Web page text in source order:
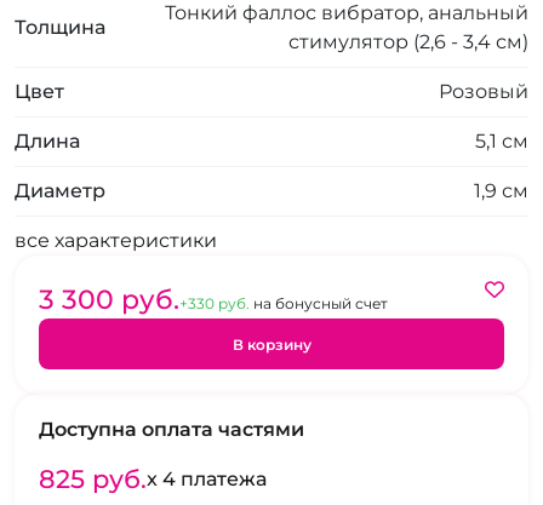
Толщина
Тонкий фаллос вибратор, анальный
стимулятор (2,6 - 3,4 см)
Цвет Розовый
Длина 5,1 см
Диаметр 1,9 см
все характеристики
3 300 pуб.+330 pуб. на бонусный счет
В корзину
Доступна оплата частями
825 pуб.x 4 платежа